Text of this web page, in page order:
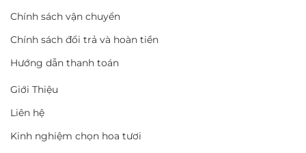
Chính sách vận chuyển
Chính sách đổi trả và hoàn tiền
Hướng dẫn thanh toán
Giới Thiệu
Liên hệ
Kinh nghiệm chọn hoa tươi